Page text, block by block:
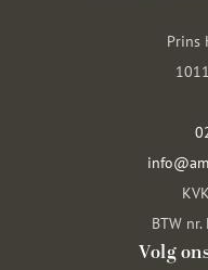
Prins
BTW
Volg